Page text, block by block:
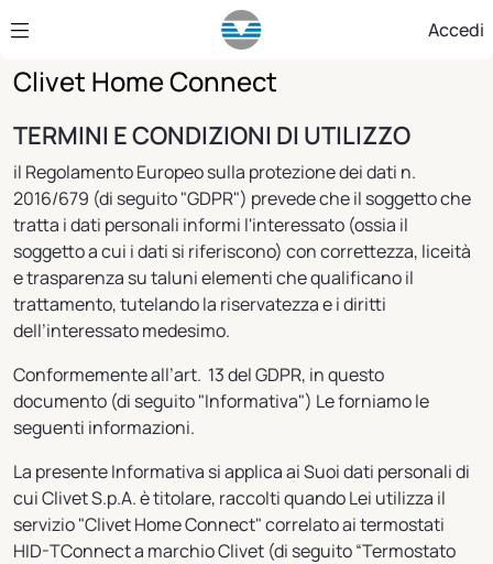
Skip to Main Content Accedi
Clivet Home Connect
TERMINI E CONDIZIONI DI UTILIZZO
il Regolamento Europeo sulla protezione dei dati n.
2016/679 (di seguito "GDPR") prevede che il soggetto che
tratta i dati personali informi l'interessato (ossia il
soggetto a cui i dati si riferiscono) con correttezza, liceità
e trasparenza su taluni elementi che qualificano il
trattamento, tutelando la riservatezza e i diritti
dell’interessato medesimo.
Conformemente all’art. 13 del GDPR, in questo
documento (di seguito "Informativa") Le forniamo le
seguenti informazioni.
La presente Informativa si applica ai Suoi dati personali di
cui Clivet S.p.A. è titolare, raccolti quando Lei utilizza il
servizio "Clivet Home Connect" correlato ai termostati
HID-TConnect a marchio Clivet (di seguito “Termostato